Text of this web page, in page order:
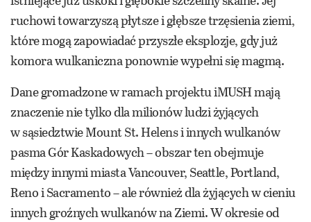
ruchowi towarzyszą płytsze i głębsze trzęsienia ziemi,
które mogą zapowiadać przyszłe eksplozje, gdy już
komora wulkaniczna ponownie wypełni się magmą.
Dane gromadzone w ramach projektu iMUSH mają
znaczenie nie tylko dla milionów ludzi żyjących
w sąsiedztwie Mount St. Helens i innych wulkanów
pasma Gór Kaskadowych – obszar ten obejmuje
między innymi miasta Vancouver, Seattle, Portland,
Reno i Sacramento – ale również dla żyjących w cieniu
innych groźnych wulkanów na Ziemi. W okresie od